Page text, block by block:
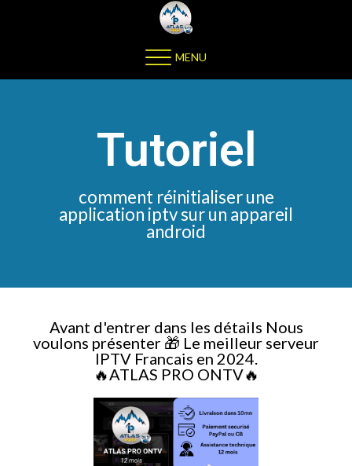
MENU
Tutoriel
comment réinitialiser une
application iptv sur un appareil
android
Avant d'entrer dans les détails Nous
voulons présenter 🎁 Le meilleur serveur
IPTV Francais en 2024.
🔥ATLAS PRO ONTV🔥